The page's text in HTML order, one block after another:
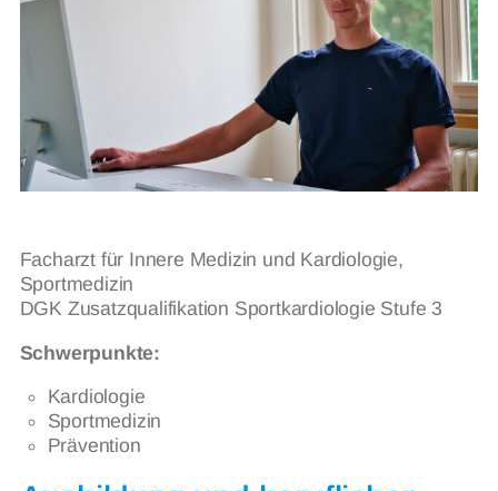
Facharzt für Innere Medizin und Kardiologie,
Sportmedizin
DGK Zusatzqualifikation Sportkardiologie Stufe 3
Schwerpunkte:
Kardiologie
Sportmedizin
Prävention